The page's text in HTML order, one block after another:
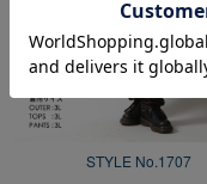
STYLE No.1707